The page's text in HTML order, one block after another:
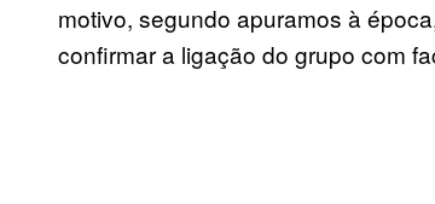
motivo, segundo apuramos à
confirmar a ligação do grupo com